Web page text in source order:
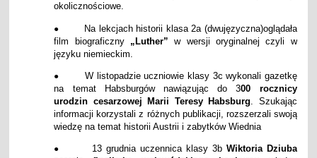
okolicznościowe.
●
Na lekcjach historii klasa 2a (dwujęzyczna)oglądała
film biograficzny „Luther”w wersji oryginalnej czyli w
języku niemieckim.
●
W listopadzie uczniowie klasy 3c wykonali gazetkę
na temat Habsburgów nawiązując do 300 rocznicy
urodzin cesarzowej Marii Teresy Habsburg. Szukając
informacji korzystali z różnych publikacji, rozszerzali swoją
wiedzę na temat historii Austrii i zabytków Wiednia
● 13 grudnia uczennica klasy 3bWiktoria Dziuba